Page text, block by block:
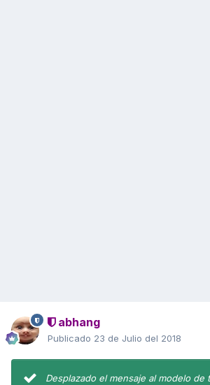
abhang
Publicado 23 de Julio del 2018
Desplazado el mensaje al modelo de